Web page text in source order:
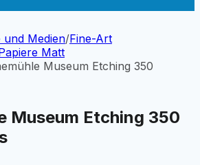
und Medien/Fine-Art
Matt
Museum Etching 350
Museum Etching 350